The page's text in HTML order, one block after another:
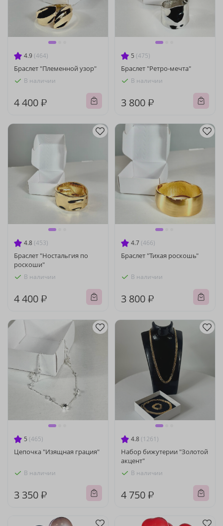
4.9 (464)
Браслет "Племенной узор"
В наличии
4 400 ₽
5 (475)
Браслет "Ретро-мечта"
В наличии
3 800 ₽
4.8 (453)
Браслет "Ностальгия по
роскоши"
В наличии
4 400 ₽
4.7 (466)
Браслет "Тихая роскошь"
В наличии
3 800 ₽
5 (465)
Цепочка "Изящная грация"
В наличии
3 350 ₽
4.8 (1261)
Набор бижутерии "Золотой
акцент"
В наличии
4 750 ₽